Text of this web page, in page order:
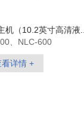
机（10.2英寸高清液...
、NLC-600
看详情 +